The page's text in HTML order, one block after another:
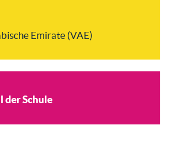
Emirate (VAE)
der Schule